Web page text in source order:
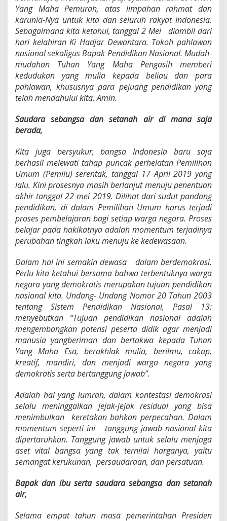
Yang Maha Pemurah, atas limpahan rahmat dan
karunia-Nya untuk kita dan seluruh rakyat Indonesia.
Sebagaimana kita ketahui, tanggal 2 Mei diambil dari
hari kelahiran Ki Hadjar Dewantara. Tokoh pahlawan
nasional sekaligus Bapak Pendidikan Nasional. Mudah-
mudahan Tuhan Yang Maha Pengasih memberi
kedudukan yang mulia kepada beliau dan para
pahlawan, khususnya para pejuang pendidikan yang
telah mendahului kita. Amin.
Saudara sebangsa dan setanah air di mana saja
berada,
Kita juga bersyukur, bangsa Indonesia baru saja
berhasil melewati tahap puncak perhelatan Pemilihan
Umum (Pemilu) serentak, tanggal 17 April 2019 yang
lalu. Kini prosesnya masih berlanjut menuju penentuan
akhir tanggal 22 mei 2019. Dilihat dari sudut pandang
pendidikan, di dalam Pemilihan Umum harus terjadi
proses pembelajaran bagi setiap warga negara. Proses
belajar pada hakikatnya adalah momentum terjadinya
perubahan tingkah laku menuju ke kedewasaan.
Dalam hal ini semakin dewasa dalam berdemokrasi.
Perlu kita ketahui bersama bahwa terbentuknya warga
negara yang demokratis merupakan tujuan pendidikan
nasional kita. Undang- Undang Nomor 20 Tahun 2003
tentang Sistem Pendidikan Nasional, Pasal 13:
menyebutkan “Tujuan pendidikan nasional adalah
mengembangkan potensi peserta didik agar menjadi
manusia yangberiman dan bertakwa kepada Tuhan
Yang Maha Esa, berakhlak mulia, berilmu, cakap,
kreatif, mandiri, dan menjadi warga negara yang
demokratis serta bertanggung jawab”.
Adalah hal yang lumrah, dalam kontestasi demokrasi
selalu meninggalkan jejak-jejak residual yang bisa
menimbulkan keretakan bahkan perpecahan. Dalam
momentum seperti ini tanggung jawab nasional kita
dipertaruhkan. Tanggung jawab untuk selalu menjaga
aset vital bangsa yang tak ternilai harganya, yaitu
semangat kerukunan, persaudaraan, dan persatuan.
Bapak dan ibu serta saudara sebangsa dan setanah
air,
Selama empat tahun masa pemerintahan Presiden